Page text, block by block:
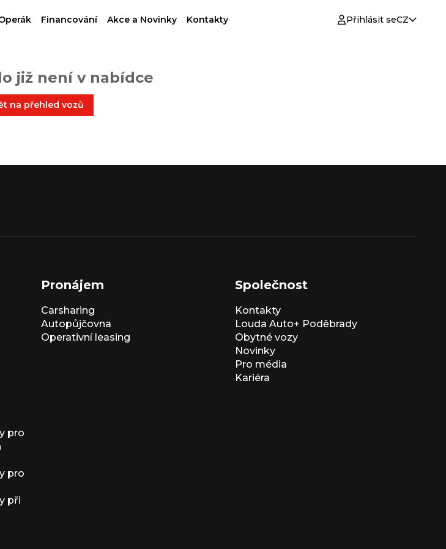
Financování Akce a Novinky Kontakty Přihlásit seCZ
již není v nabídce
na přehled vozů
Pronájem
Carsharing
Autopůjčovna
Operativní leasing
Společnost
Kontakty
Louda Auto+ Poděbrady
Obytné vozy
Novinky
Pro média
Kariéra
pro
pro
při